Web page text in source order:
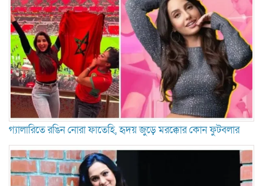
গ্যালারিতে রঙিন নোরা ফাতেহি, হৃদয় জুড়ে মরক্কোর কোন ফুটবলার